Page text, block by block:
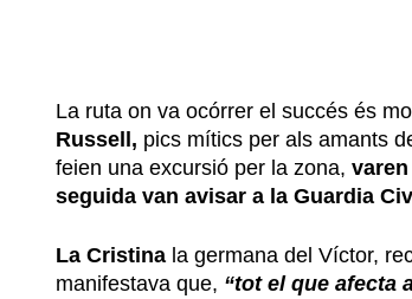
La ruta on va ocórrer el succés és
Russell, pics mítics per als amants
feien una excursió per la zona,
seguida van avisar a la Guardia
La Cristina la germana del Víctor,
manifestava que, “tot el que afecta